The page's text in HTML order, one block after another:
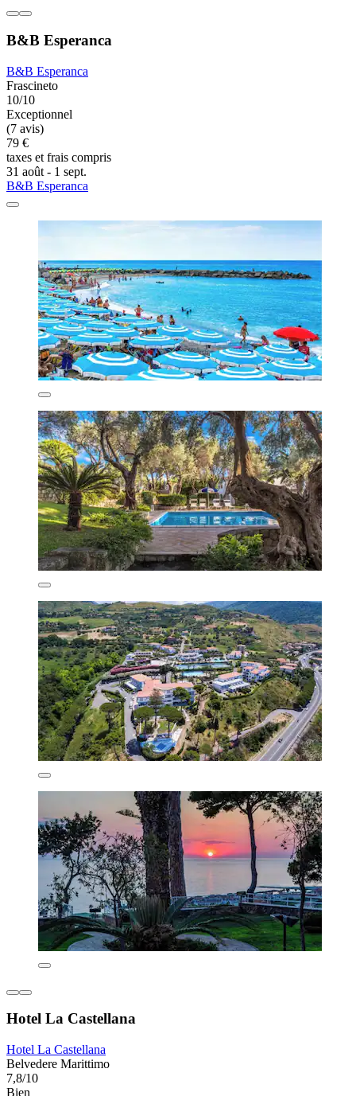
B&B Esperanca
B&B Esperanca
Frascineto
10/10
Exceptionnel
(7 avis)
79 €
taxes et frais compris
31 août - 1 sept.
B&B Esperanca
Hotel La Castellana
Hotel La Castellana
Belvedere Marittimo
7,8/10
Bien